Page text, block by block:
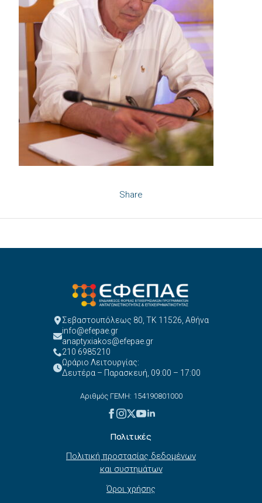
Share
Σεβαστουπόλεως 80, ΤΚ 11526, Αθήνα
info@efepae.gr
anaptyxiakos@efepae.gr
210 6985210
Ωράριο Λειτουργίας:
Δευτέρα – Παρασκευή, 09:00 – 17:00
Αριθμός ΓΕΜΗ: 154190801000
Πολιτικές
Πολιτική προστασίας δεδομένων
και συστημάτων
Όροι χρήσης